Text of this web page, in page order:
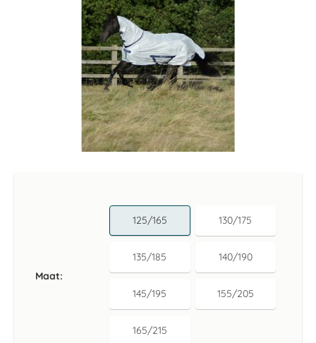
Maat
125/165 130/175
135/185 140/190
145/195 155/205
165/215